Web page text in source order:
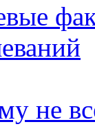
не